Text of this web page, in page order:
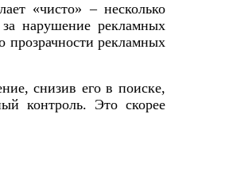
«чисто» – несколько
нарушение рекламных
прозрачности рекламных
снизив его в поиске,
контроль. Это скорее